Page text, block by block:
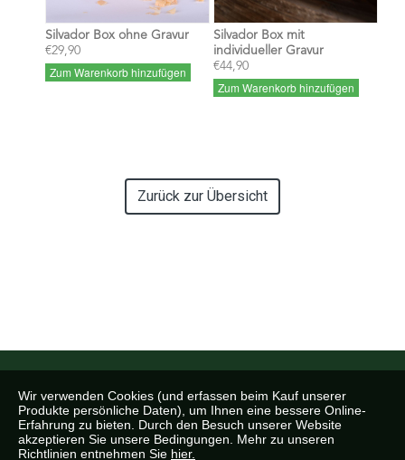
Silvador Box ohne Gravur
€29,90
Zum Warenkorb hinzufügen
Silvador Box mit
individueller Gravur
€44,90
Zum Warenkorb hinzufügen
Zurück zur Übersicht
Wir verwenden Cookies (und erfassen beim Kauf unserer
Produkte persönliche Daten), um Ihnen eine bessere Online-
Erfahrung zu bieten. Durch den Besuch unserer Website
akzeptieren Sie unsere Bedingungen. Mehr zu unseren
Richtlinien entnehmen Sie hier.